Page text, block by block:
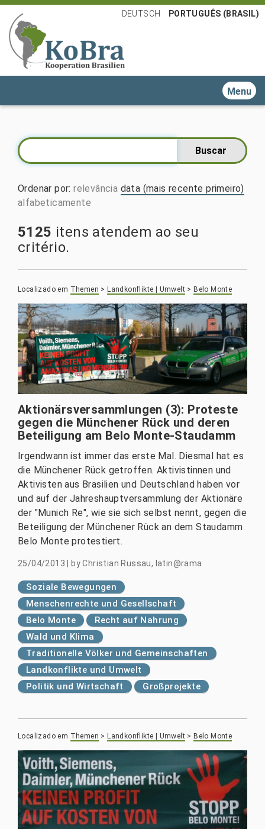
DEUTSCH PORTUGUÊS (BRASIL)
Toggle
Ordenar por:relevância data (mais recente primeiro)
alfabeticamente
5125 itens atendem ao seu
critério.
Localizado em Themen > Landkonflikte | Umwelt > Belo Monte
Aktionärsversammlungen (3): Proteste
gegen die Münchener Rück und deren
Beteiligung am Belo Monte-Staudamm
Irgendwann ist immer das erste Mal. Diesmal hat es
die Münchener Rück getroffen. Aktivistinnen und
Aktivisten aus Brasilien und Deutschland haben vor
und auf der Jahreshauptversammlung der Aktionäre
der "Munich Re", wie sie sich selbst nennt, gegen die
Beteiligung der Münchener Rück an dem Staudamm
Belo Monte protestiert.
25/04/2013 byChristian Russau, latin@rama
Soziale Bewegungen
Menschenrechte und Gesellschaft
Belo Monte
Recht auf Nahrung
Wald und Klima
Traditionelle Völker und Gemeinschaften
Landkonflikte und Umwelt
Politik und Wirtschaft
Großprojekte
Localizado em Themen > Landkonflikte | Umwelt > Belo Monte